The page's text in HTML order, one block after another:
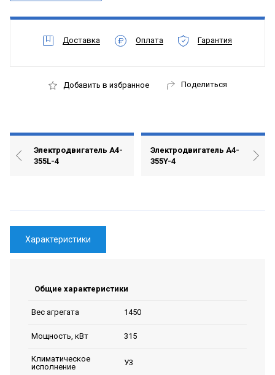
Доставка Оплата Гарантия
Добавить в избранное Поделиться
Электродвигатель А4-
355L-4
Электродвигатель А4-
355Y-4
Характеристики
Общие характеристики
Вес агрегата 1450
Мощность, кВт 315
Климатическое
исполнение
У3